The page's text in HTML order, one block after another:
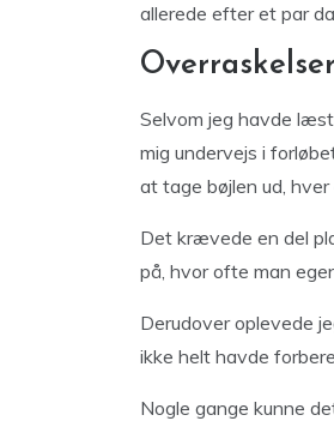
allerede efter et par
Selvom jeg havde
mig undervejs i
at tage bøjlen ud,
Det krævede en del
på, hvor ofte man
Derudover oplevede
ikke helt havde
Nogle gange kunne